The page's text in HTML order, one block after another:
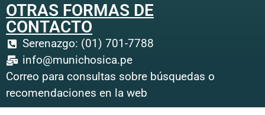
OTRAS FORMAS DE
CONTACTO
Serenazgo: (01) 701-7788
info@munichosica.pe
Correo para consultas sobre búsquedas o
recomendaciones en la web